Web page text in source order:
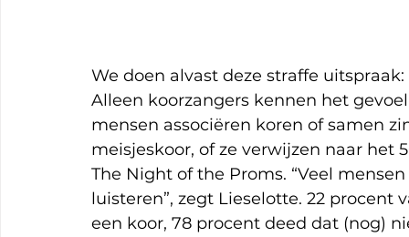
We doen alvast deze straffe
Alleen koorzangers kennen het
mensen associëren koren of samen
meisjeskoor, of ze verwijzen naar
The Night of the Proms. “Veel
luisteren”, zegt Lieselotte. 22
een koor, 78 procent deed dat (nog)